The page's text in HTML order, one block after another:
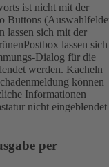
ist nicht mit der
Buttons
lassen sich mit der
lassen sich
Dialog für die
werden. Kacheln
können
Informationen
nicht eingeblendet
per